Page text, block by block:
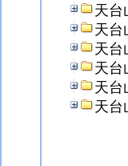
天台
天台
天台
天台
天台
天台